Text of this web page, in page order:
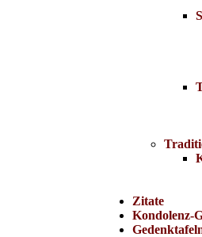
Zitate
Kondolenz-